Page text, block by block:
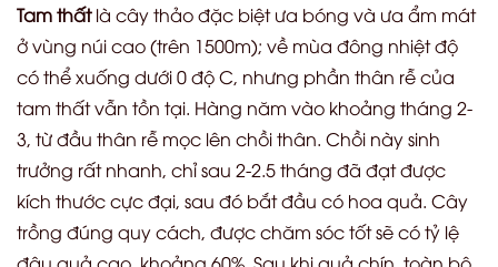
Tam thấtlà cây thảo đặc biệt ưa bóng và ưa ẩm mát
ở vùng núi cao (trên 1500m); về mùa đông nhiệt độ
có thể xuống dưới 0 độ C, nhưng phần thân rễ của
tam thất vẫn tồn tại. Hàng năm vào khoảng tháng 2-
3, từ đầu thân rễ mọc lên chồi thân. Chồi này sinh
trưởng rất nhanh, chỉ sau 2-2.5 tháng đã đạt được
kích thước cực đại, sau đó bắt đầu có hoa quả. Cây
trồng đúng quy cách, được chăm sóc tốt sẽ có tỷ lệ